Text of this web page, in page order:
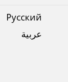
Pусский
عربية